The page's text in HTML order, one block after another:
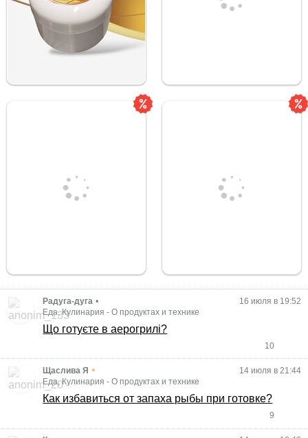
Радуга-дуга •
16 июля в 19:52
Еда, Кулинария -О продуктах и технике
Що готуєте в аерогрилі?
10
Щаслива Я •
14 июля в 21:44
Еда, Кулинария -О продуктах и технике
Как избавиться от запаха рыбы при готовке?
9